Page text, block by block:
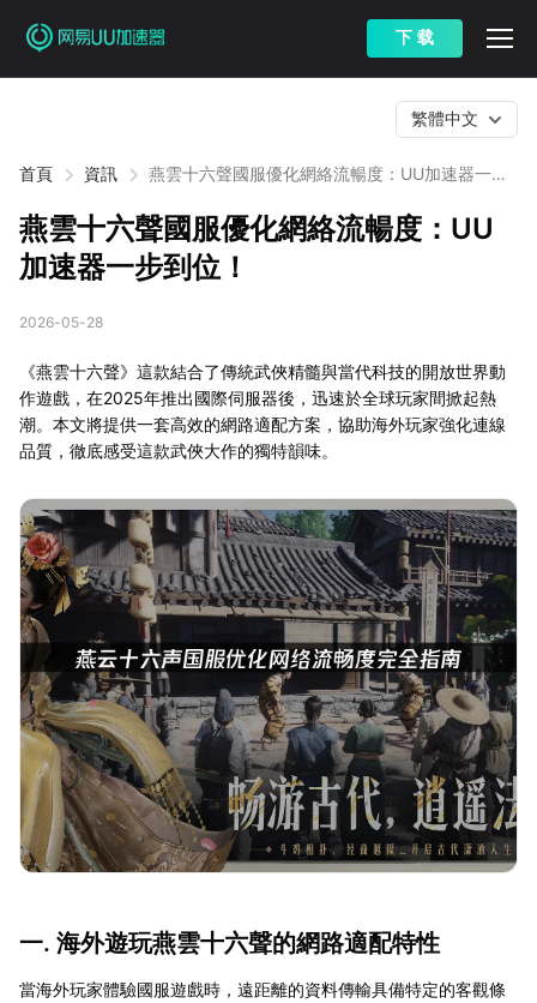
下 载
首頁 資訊
燕雲十六聲國服優化網絡流暢度：UU加速器一步
繁體中文
燕雲十六聲國服優化網絡流暢度：UU
加速器一步到位！
2026-05-28
《燕雲十六聲》這款結合了傳統武俠精髓與當代科技的開放世界動
作遊戲，在2025年推出國際伺服器後，迅速於全球玩家間掀起熱
潮。本文將提供一套高效的網路適配方案，協助海外玩家強化連線
品質，徹底感受這款武俠大作的獨特韻味。
一. 海外遊玩燕雲十六聲的網路適配特性
當海外玩家體驗國服遊戲時，遠距離的資料傳輸具備特定的客觀條